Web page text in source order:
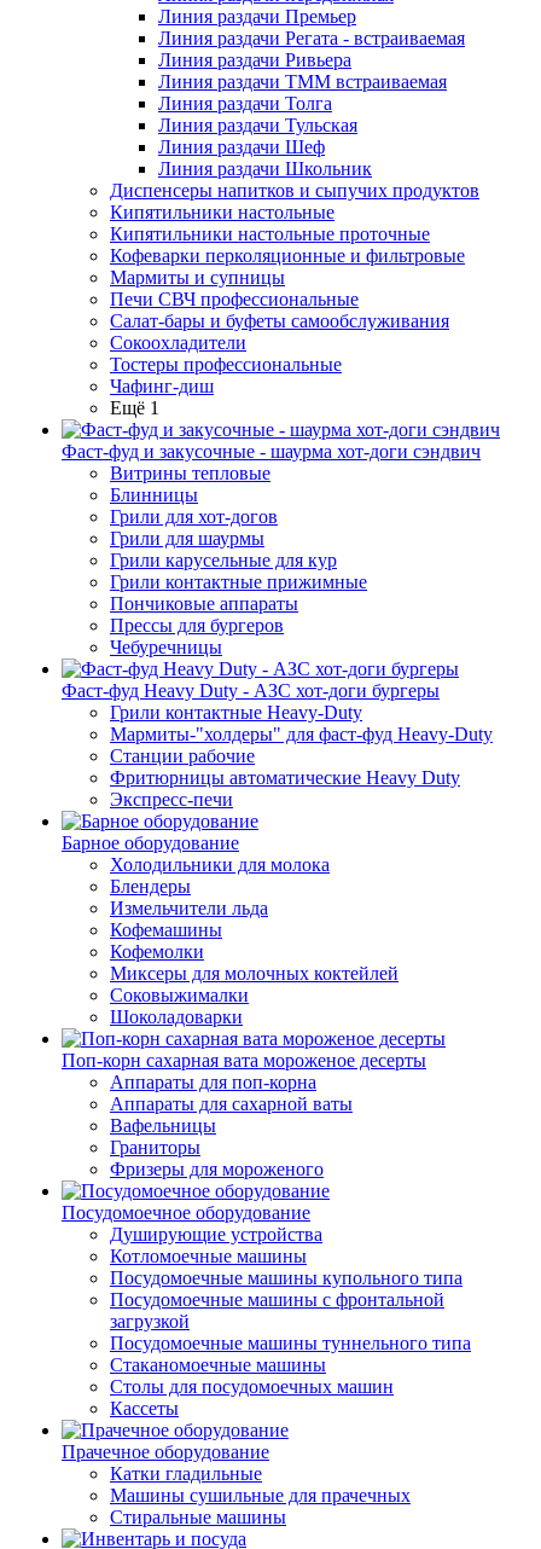
Линия раздачи Премьер
Линия раздачи Регата - встраиваемая
Линия раздачи Ривьера
Линия раздачи ТММ встраиваемая
Линия раздачи Толга
Линия раздачи Тульская
Линия раздачи Шеф
Линия раздачи Школьник
Диспенсеры напитков и сыпучих продуктов
Кипятильники настольные
Кипятильники настольные проточные
Кофеварки перколяционные и фильтровые
Мармиты и супницы
Печи СВЧ профессиональные
Салат-бары и буфеты самообслуживания
Сокоохладители
Тостеры профессиональные
Чафинг-диш
Ещё 1
Фаст-фуд и закусочные - шаурма хот-доги сэндвич
Витрины тепловые
Блинницы
Грили для хот-догов
Грили для шаурмы
Грили карусельные для кур
Грили контактные прижимные
Пончиковые аппараты
Прессы для бургеров
Чебуречницы
Фаст-фуд Heavy Duty - АЗС хот-доги бургеры
Грили контактные Heavy-Duty
Мармиты-"холдеры" для фаст-фуд Heavy-Duty
Станции рабочие
Фритюрницы автоматические Heavy Duty
Экспресс-печи
Барное оборудование
Холодильники для молока
Блендеры
Измельчители льда
Кофемашины
Кофемолки
Миксеры для молочных коктейлей
Соковыжималки
Шоколадоварки
Поп-корн сахарная вата мороженое десерты
Аппараты для поп-корна
Аппараты для сахарной ваты
Вафельницы
Граниторы
Фризеры для мороженого
Посудомоечное оборудование
Душирующие устройства
Котломоечные машины
Посудомоечные машины купольного типа
Посудомоечные машины с фронтальной
загрузкой
Посудомоечные машины туннельного типа
Стаканомоечные машины
Столы для посудомоечных машин
Кассеты
Прачечное оборудование
Катки гладильные
Машины сушильные для прачечных
Стиральные машины